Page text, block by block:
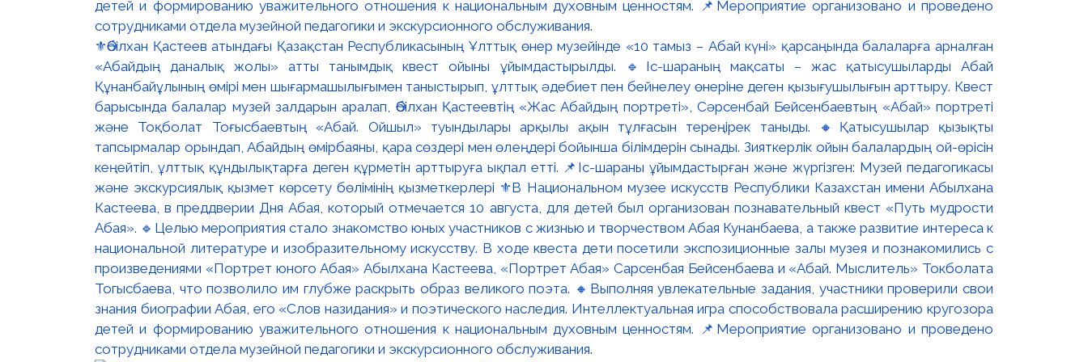
⚜️Әбілхан Қастеев атындағы Қазақстан Республикасының Ұлттық өнер музейінде «10 тамыз – Абай күні» қарсаңында балаларға арналған
«Абайдың даналық жолы» атты танымдық квест ойыны ұйымдастырылды. 🔹Іс-шараның мақсаты – жас қатысушыларды Абай
Құнанбайұлының өмірі мен шығармашылығымен таныстырып, ұлттық әдебиет пен бейнелеу өнеріне деген қызығушылығын арттыру. Квест
барысында балалар музей залдарын аралап, Әбілхан Қастеевтің «Жас Абайдың портреті», Сәрсенбай Бейсенбаевтың «Абай» портреті
және Тоқболат Тоғысбаевтың «Абай. Ойшыл» туындылары арқылы ақын тұлғасын тереңірек таныды. 🔸Қатысушылар қызықты
тапсырмалар орындап, Абайдың өмірбаяны, қара сөздері мен өлеңдері бойынша білімдерін сынады. Зияткерлік ойын балалардың ой-өрісін
кеңейтіп, ұлттық құндылықтарға деген құрметін арттыруға ықпал етті. 📌Іс-шараны ұйымдастырған және жүргізген: Музей педагогикасы
және экскурсиялық қызмет көрсету бөлімінің қызметкерлері ⚜️В Национальном музее искусств Республики Казахстан имени Абылхана
Кастеева, в преддверии Дня Абая, который отмечается 10 августа, для детей был организован познавательный квест «Путь мудрости
Абая». 🔹Целью мероприятия стало знакомство юных участников с жизнью и творчеством Абая Кунанбаева, а также развитие интереса к
национальной литературе и изобразительному искусству. В ходе квеста дети посетили экспозиционные залы музея и познакомились с
произведениями «Портрет юного Абая» Абылхана Кастеева, «Портрет Абая» Сарсенбая Бейсенбаева и «Абай. Мыслитель» Токболата
Тогысбаева, что позволило им глубже раскрыть образ великого поэта. 🔸Выполняя увлекательные задания, участники проверили свои
знания биографии Абая, его «Слов назидания» и поэтического наследия. Интеллектуальная игра способствовала расширению кругозора
детей и формированию уважительного отношения к национальным духовным ценностям. 📌Мероприятие организовано и проведено
сотрудниками отдела музейной педагогики и экскурсионного обслуживания.